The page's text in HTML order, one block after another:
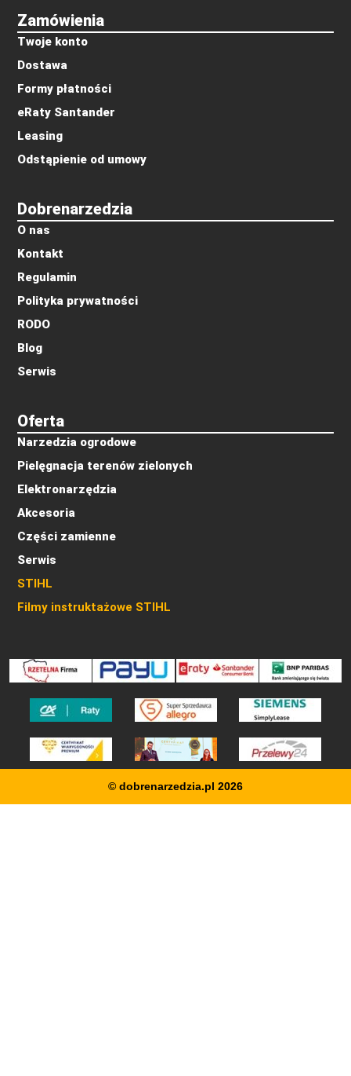
Oferta
Narzedzia ogrodowe
Pielęgnacja terenów zielonych
Elektronarzędzia
Akcesoria
Części zamienne
Serwis
STIHL
Filmy instruktażowe STIHL
Dobrenarzedzia
O nas
Kontakt
Regulamin
Polityka prywatności
RODO
Blog
Serwis
Zamówienia
Twoje konto
Dostawa
Formy płatności
eRaty Santander
Leasing
Odstąpienie od umowy
© dobrenarzedzia.pl 2026